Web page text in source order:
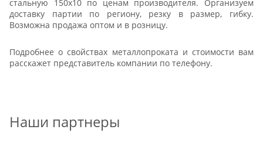
стальную 150x10 по ценам производителя. Организуем
доставку партии по региону, резку в размер, гибку.
Возможна продажа оптом и в розницу.
Подробнее о свойствах металлопроката и стоимости вам
расскажет представитель компании по телефону.
Наши партнеры